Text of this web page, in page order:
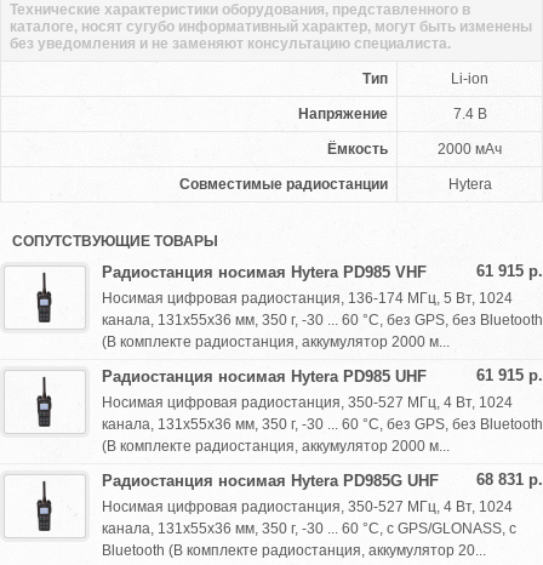
Тип Li-ion
Напряжение 7.4 В
Ёмкость 2000 мАч
Совместимые радиостанции Hytera
Технические характеристики оборудования, представленного в
каталоге, носят сугубо информативный характер, могут быть изменены
без уведомления и не заменяют консультацию специалиста.
СОПУТСТВУЮЩИЕ ТОВАРЫ
61 915 р.
Радиостанция носимая Hytera PD985 VHF
Носимая цифровая радиостанция, 136-174 МГц, 5 Вт, 1024
канала, 131х55х36 мм, 350 г, -30 ... 60 °С, без GPS, без Bluetooth
(В комплекте радиостанция, аккумулятор 2000 м...
61 915 р.
Радиостанция носимая Hytera PD985 UHF
Носимая цифровая радиостанция, 350-527 МГц, 4 Вт, 1024
канала, 131х55х36 мм, 350 г, -30 ... 60 °С, без GPS, без Bluetooth
(В комплекте радиостанция, аккумулятор 2000 м...
68 831 р.
Радиостанция носимая Hytera PD985G UHF
Носимая цифровая радиостанция, 350-527 МГц, 4 Вт, 1024
канала, 131х55х36 мм, 350 г, -30 ... 60 °С, с GPS/GLONASS, с
Bluetooth (В комплекте радиостанция, аккумулятор 20...